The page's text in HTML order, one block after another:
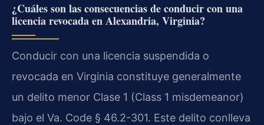
¿Cuáles son las consecuencias de conducir con una
licencia revocada en Alexandria, Virginia?
Conducir con una licencia suspendida o
revocada en Virginia constituye generalmente
un delito menor Clase 1 (Class 1 misdemeanor)
bajo el Va. Code § 46.2-301. Este delito conlleva